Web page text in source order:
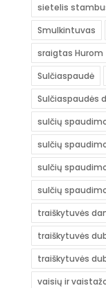
sietelis
Smulkintuvas
sraigtas Hurom
Sulčiaspaudė
Sulčiaspaudės
sulčių
sulčių
sulčių
sulčių
traiškytuvės
traiškytuvės
traiškytuvės
vaisių ir